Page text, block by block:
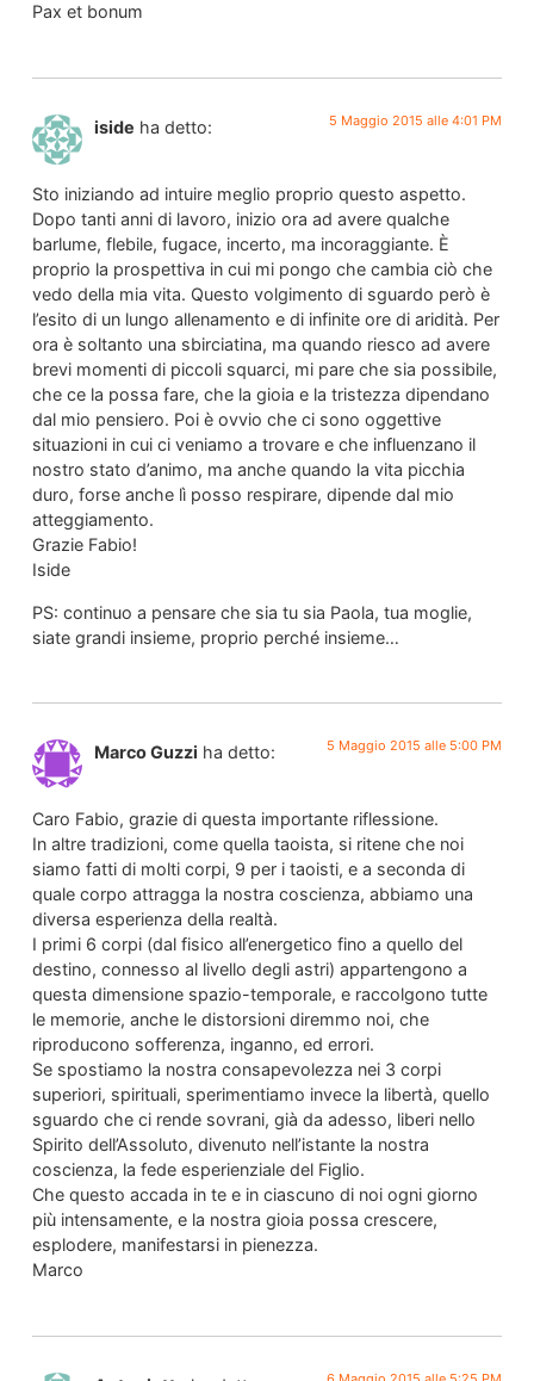
Pax et bonum
iside ha detto: 5 Maggio 2015 alle 4:01 PM
Sto iniziando ad intuire meglio proprio questo aspetto.
Dopo tanti anni di lavoro, inizio ora ad avere qualche
barlume, flebile, fugace, incerto, ma incoraggiante. È
proprio la prospettiva in cui mi pongo che cambia ciò che
vedo della mia vita. Questo volgimento di sguardo però è
l’esito di un lungo allenamento e di infinite ore di aridità. Per
ora è soltanto una sbirciatina, ma quando riesco ad avere
brevi momenti di piccoli squarci, mi pare che sia possibile,
che ce la possa fare, che la gioia e la tristezza dipendano
dal mio pensiero. Poi è ovvio che ci sono oggettive
situazioni in cui ci veniamo a trovare e che influenzano il
nostro stato d’animo, ma anche quando la vita picchia
duro, forse anche lì posso respirare, dipende dal mio
atteggiamento.
Grazie Fabio!
Iside
PS: continuo a pensare che sia tu sia Paola, tua moglie,
siate grandi insieme, proprio perché insieme…
Marco Guzzi ha detto: 5 Maggio 2015 alle 5:00 PM
Caro Fabio, grazie di questa importante riflessione.
In altre tradizioni, come quella taoista, si ritene che noi
siamo fatti di molti corpi, 9 per i taoisti, e a seconda di
quale corpo attragga la nostra coscienza, abbiamo una
diversa esperienza della realtà.
I primi 6 corpi (dal fisico all’energetico fino a quello del
destino, connesso al livello degli astri) appartengono a
questa dimensione spazio-temporale, e raccolgono tutte
le memorie, anche le distorsioni diremmo noi, che
riproducono sofferenza, inganno, ed errori.
Se spostiamo la nostra consapevolezza nei 3 corpi
superiori, spirituali, sperimentiamo invece la libertà, quello
sguardo che ci rende sovrani, già da adesso, liberi nello
Spirito dell’Assoluto, divenuto nell’istante la nostra
coscienza, la fede esperienziale del Figlio.
Che questo accada in te e in ciascuno di noi ogni giorno
più intensamente, e la nostra gioia possa crescere,
esplodere, manifestarsi in pienezza.
Marco